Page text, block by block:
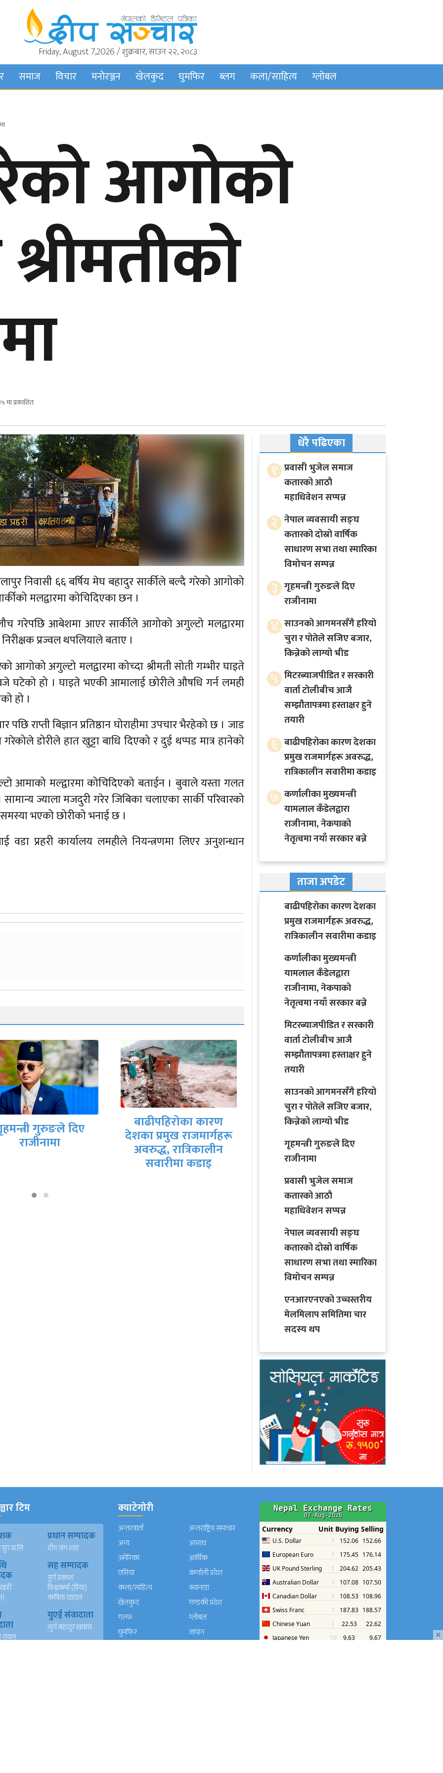
Friday, August 7,2026 / शुक्रबार, साउन २२, २०८३
समाज विचार मनाेरञ्जन खेलकुद घुमफिर ब्लग कला/साहित्य ग्लोबल
आगोको
प्रकाशित
निवासी ६६ बर्षिय मेघ बहादुर सार्कीले बल्दै गरेको आगोको
मलद्वारमा कोचिदिएका छन ।
गरेपछि आबेशमा आएर सार्कीले आगोको अगुल्टो मलद्वारमा
प्रज्वल थपलियाले बताए ।
अगुल्टो मलद्वारमा कोच्दा श्रीमती सोती गम्भीर घाइते
घटेको हो । घाइते भएकी आमालाई छोरीले औषधि गर्न लमही
हो ।
राप्ती बिज्ञान प्रतिष्ठान घोराहीमा उपचार भैरहेको छ । जाड
डोरीले हात खुट्टा बाधि दिएको र दुई थप्पड मात्र हानेको
आमाको मल्द्वारमा कोचिदिएको बताईन । बुवाले यस्ता गलत
ज्याला मजदुरी गरेर जिबिका चलाएका सार्की परिवारको
भएको छोरीको भनाई छ ।
वडा प्रहरी कार्यालय लमहीले नियन्त्रणमा लिएर अनुशन्धान
कारण
प्रमुख राजमार्गहरू
अवरुद्ध, रात्रिकालीन
मिटरब्याजपीडित र
सरकारी वार्ता टोलीबीच
आजै सम्झौतापत्रमा
हस्ताक्षर हुने तयारी
साउनको आगमनसँगै
हरियो चुरा र पोतेले सजिए
बजार, किन्नेको लाग्यो…
धेरै पढिएका
१ प्रवासी भुजेल समाज
कतारको आठाै
महाधिवेशन सप्पन्न
२ नेपाल व्यवसायी सङ्घ
कतारको दोस्रो वार्षिक
साधारण सभा तथा स्मारिका
विमोचन सम्पन्न
३ गृहमन्त्री गुरुङले दिए
राजीनामा
४ साउनको आगमनसँगै हरियो
चुरा र पोतेले सजिए बजार,
किन्नेको लाग्यो भीड
५ मिटरब्याजपीडित र सरकारी
वार्ता टोलीबीच आजै
सम्झौतापत्रमा हस्ताक्षर हुने
तयारी
६ बाढीपहिरोका कारण देशका
प्रमुख राजमार्गहरू अवरुद्ध,
रात्रिकालीन सवारीमा कडाइ
७ कर्णालीका मुख्यमन्त्री
यामलाल कँडेलद्वारा
राजीनामा, नेकपाको
नेतृत्वमा नयाँ सरकार बन्ने
ताजा अपडेट
बाढीपहिरोका कारण देशका
प्रमुख राजमार्गहरू अवरुद्ध,
रात्रिकालीन सवारीमा कडाइ
कर्णालीका मुख्यमन्त्री
यामलाल कँडेलद्वारा
राजीनामा, नेकपाको
नेतृत्वमा नयाँ सरकार बन्ने
मिटरब्याजपीडित र सरकारी
वार्ता टोलीबीच आजै
सम्झौतापत्रमा हस्ताक्षर हुने
तयारी
साउनको आगमनसँगै हरियो
चुरा र पोतेले सजिए बजार,
किन्नेको लाग्यो भीड
गृहमन्त्री गुरुङले दिए
राजीनामा
प्रवासी भुजेल समाज
कतारको आठाै
महाधिवेशन सप्पन्न
नेपाल व्यवसायी सङ्घ
कतारको दोस्रो वार्षिक
साधारण सभा तथा स्मारिका
विमोचन सम्पन्न
एनआरएनएको उच्चस्तरीय
मेलमिलाप समितिमा चार
सदस्य थप
टिम
प्रा.लि
प्रधान सम्पादक
दीप जंग शाह
सह सम्पादक
पूर्ण प्रकाश
विश्वकर्मा (प्रिया)
कविता दाहाल
युएई संवादाता
सुर्य बहादुर खवास
क्याटेगोरी
अन्तरवार्ता
अन्तराष्ट्रिय समाचार
अन्य
अपराध
अमेरिका
आर्थिक
एसिया
कर्णाली प्रदेश
कला/साहित्य
क्यानाडा
खेलकुद
गण्डकी प्रदेश
गल्फ
ग्लोबल
घुमफिर
जापान
×